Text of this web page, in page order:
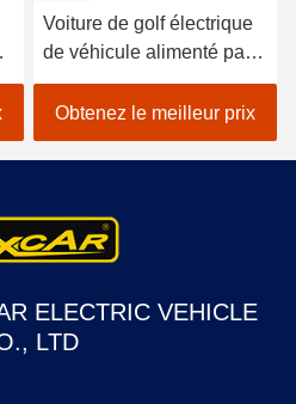
Voiture de golf électrique
de véhicule alimenté par
batterie au lithium 48V
EXCAR A1S6 + 2 blanc
Obtenez le meilleur prix
ELECTRIC VEHICLE
LTD